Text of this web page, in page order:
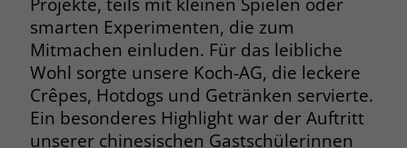
smarten Experimenten, die zum
Mitmachen einluden. Für das leibliche
Wohl sorgte unsere Koch-AG, die leckere
Crêpes, Hotdogs und Getränken servierte.
Ein besonderes Highlight war der Auftritt
unserer chinesischen Gastschülerinnen
Name cookie_optin
Anbieter www.marianne-frostig-schule.de
Laufzeit 1 Monat